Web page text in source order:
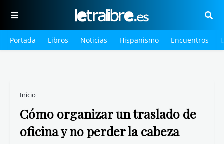
Portada Libros Noticias Hispanismo Encuentros
Inicio
Cómo organizar un traslado de
oficina y no perder la cabeza